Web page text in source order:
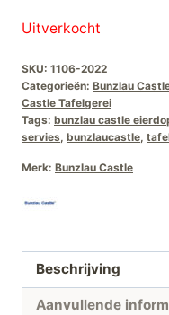
Uitverkocht
SKU: 1106-2022
Categorieën: Bunzlau
Castle Tafelgerei
Tags: bunzlau castle
servies, bunzlaucastle,
Merk: Bunzlau Castle
Beschrijving
Aanvullende